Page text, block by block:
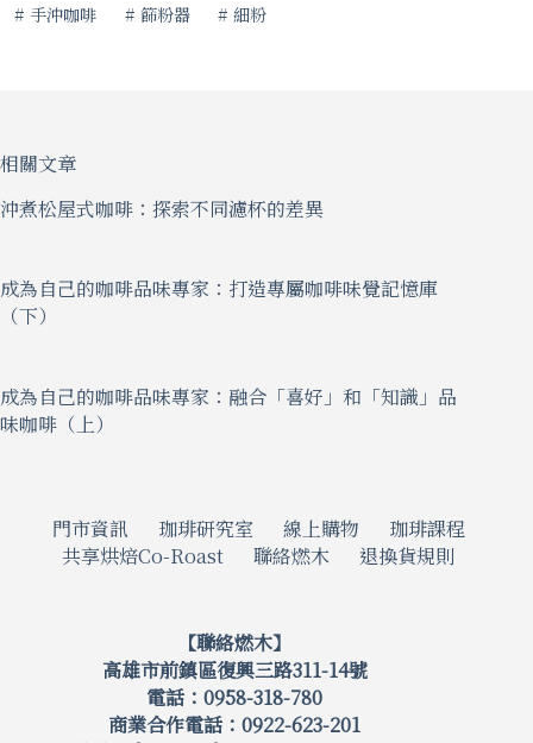
# 手沖咖啡 # 篩粉器 # 細粉
相關文章
沖煮松屋式咖啡：探索不同濾杯的差異
成為自己的咖啡品味專家：打造專屬咖啡味覺記憶庫
（下）
成為自己的咖啡品味專家：融合「喜好」和「知識」品
味咖啡（上）
門市資訊 珈琲研究室 線上購物
珈琲課程
共享烘焙Co-Roast
聯絡燃木 退換貨規則
【聯絡燃木】
高雄市前鎮區復興三路311-14號
電話：0958-318-780
商業合作電話：0922-623-201